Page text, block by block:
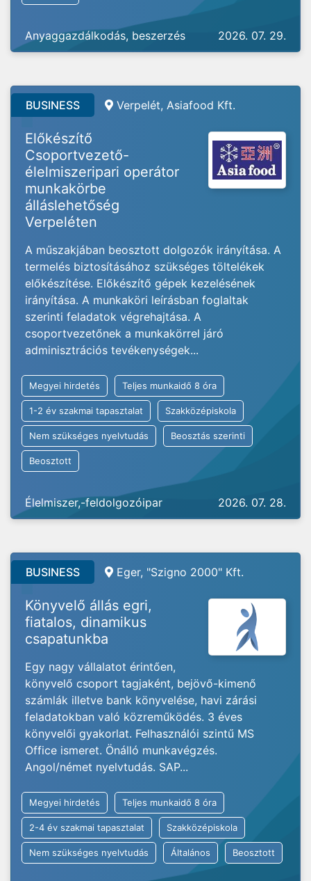
Anyaggazdálkodás, beszerzés 2026. 07. 29.
BUSINESS Verpelét, Asiafood Kft.
Előkészítő
Csoportvezető-
élelmiszeripari operátor
munkakörbe
álláslehetőség
Verpeléten
A műszakjában beosztott dolgozók irányítása. A
termelés biztosításához szükséges töltelékek
előkészítése. Előkészítő gépek kezelésének
irányítása. A munkaköri leírásban foglaltak
szerinti feladatok végrehajtása. A
csoportvezetőnek a munkakörrel járó
adminisztrációs tevékenységek...
Megyei hirdetés Teljes munkaidő 8 óra
1-2 év szakmai tapasztalat Szakközépiskola
Nem szükséges nyelvtudás Beosztás szerinti
Beosztott
Élelmiszer,-feldolgozóipar 2026. 07. 28.
BUSINESS Eger, "Szigno 2000" Kft.
Könyvelő állás egri,
fiatalos, dinamikus
csapatunkba
Egy nagy vállalatot érintően,
könyvelő csoport tagjaként, bejövő-kimenő
számlák illetve bank könyvelése, havi zárási
feladatokban való közreműködés. 3 éves
könyvelői gyakorlat. Felhasználói szintű MS
Office ismeret. Önálló munkavégzés.
Angol/német nyelvtudás. SAP...
Megyei hirdetés Teljes munkaidő 8 óra
2-4 év szakmai tapasztalat Szakközépiskola
Nem szükséges nyelvtudás Általános Beosztott